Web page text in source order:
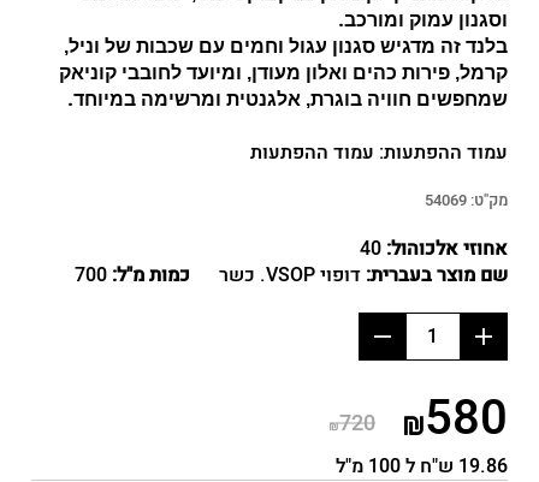
וסגנון עמוק ומורכב.
בלנד זה מדגיש סגנון עגול וחמים עם שכבות של וניל,
קרמל, פירות כהים ואלון מעודן, ומיועד לחובבי קוניאק
שמחפשים חוויה בוגרת, אלגנטית ומרשימה במיוחד.
עמוד ההפתעות: עמוד ההפתעות
מק"ט:54069
אחוזי אלכוהול:40
שם מוצר בעברית:דופוי VSOP. כשר כמות מ"ל:700
הוסף
החסר
580
720
19.86 ש"ח ל 100 מ"ל